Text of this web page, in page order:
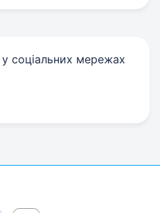
соціальних мережах